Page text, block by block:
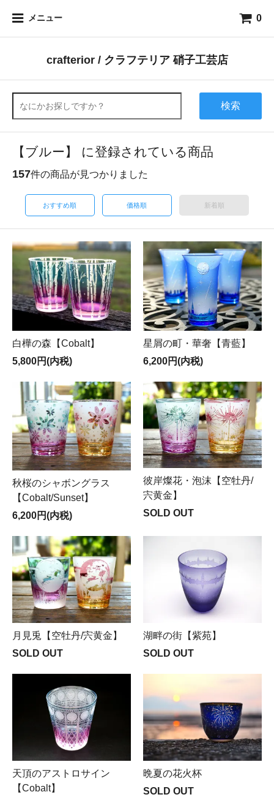
メニュー 0
crafterior / クラフテリア 硝子工芸店
検索
【ブルー】 に登録されている商品
157件の商品が見つかりました
おすすめ順 価格順 新着順
白樺の森【Cobalt】
5,800円(内税)
星屑の町・華奢【青藍】
6,200円(内税)
秋桜のシャボングラス
【Cobalt/Sunset】
6,200円(内税)
彼岸燦花・泡沫【空牡丹/
宍黄金】
SOLD OUT
月見兎【空牡丹/宍黄金】
SOLD OUT
湖畔の街【紫苑】
SOLD OUT
天頂のアストロサイン
【Cobalt】
晩夏の花火杯
SOLD OUT